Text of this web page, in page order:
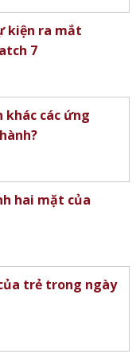
kiện ra mắt
7
khác các ứng
hai mặt của
trẻ trong ngày